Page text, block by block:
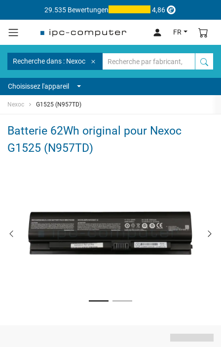
29.535 Bewertungen 4,86
FR
Recherche dans : Nexoc
Choisissez l'appareil
Nexoc G1525 (N957TD)
Batterie 62Wh original pour Nexoc
G1525 (N957TD)